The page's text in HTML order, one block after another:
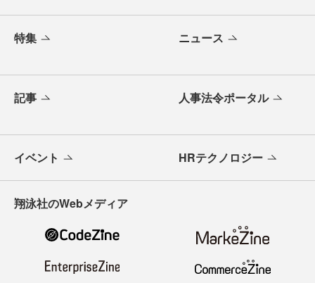
特集 ニュース
記事 人事法令ポータル
イベント HRテクノロジー
翔泳社のWebメディア